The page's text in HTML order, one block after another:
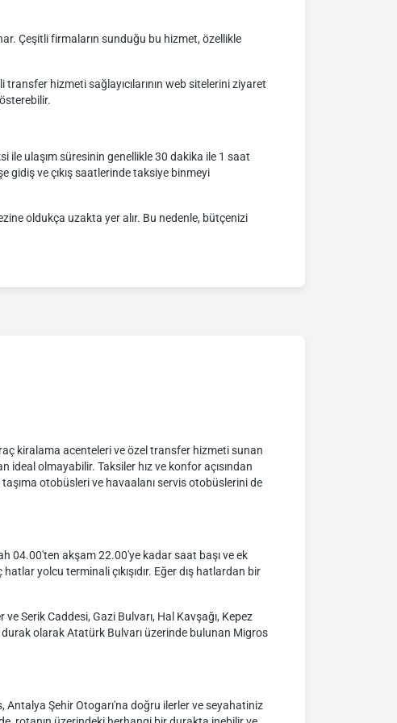
Çeşitli firmaların sunduğu bu hizmet, özellikle
hizmeti sağlayıcılarının web sitelerini ziyaret
ile ulaşım süresinin genellikle 30 dakika ile 1 saat
gidiş ve çıkış saatlerinde taksiye binmeyi
oldukça uzakta yer alır. Bu nedenle, bütçenizi
kiralama acenteleri ve özel transfer hizmeti sunan
olmayabilir. Taksiler hız ve konfor açısından
otobüsleri ve havaalanı servis otobüslerini de
04.00'ten akşam 22.00'ye kadar saat başı ve ek
yolcu terminali çıkışıdır. Eğer dış hatlardan bir
Serik Caddesi, Gazi Bulvarı, Hal Kavşağı, Kepez
olarak Atatürk Bulvarı üzerinde bulunan Migros
Şehir Otogarı'na doğru ilerler ve seyahatiniz